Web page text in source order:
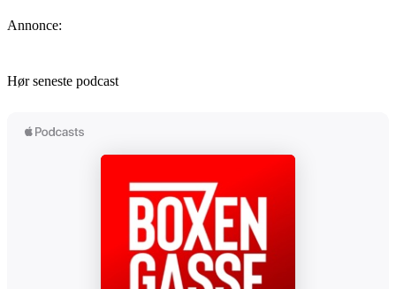
Annonce:
Hør seneste podcast